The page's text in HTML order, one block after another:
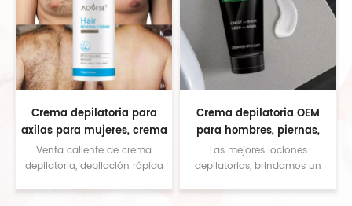
Crema depilatoria para
axilas para mujeres, crema
depilatoria orgánica para
manos, cuerpo y piernas
Venta caliente de crema
depilatoria, depilación rápida
personalizado, contáctenos
Crema depilatoria OEM
para hombres, piernas,
brazos, axilas, crema
depilatoria para zonas
Las mejores lociones
depilatorias, brindamos un
contáctenos para obtener